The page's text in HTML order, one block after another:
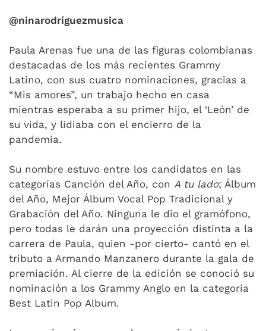
@ninarodríguezmusica
Paula Arenas fue una de las figuras colombianas
destacadas de los más recientes Grammy
Latino, con sus cuatro nominaciones, gracias a
“Mis amores”, un trabajo hecho en casa
mientras esperaba a su primer hijo, el ‘León’ de
su vida, y lidiaba con el encierro de la
pandemia.
Su nombre estuvo entre los candidatos en las
categorías Canción del Año, con A tu lado; Álbum
del Año, Mejor Álbum Vocal Pop Tradicional y
Grabación del Año. Ninguna le dio el gramófono,
pero todas le darán una proyección distinta a la
carrera de Paula, quien -por cierto- cantó en el
tributo a Armando Manzanero durante la gala de
premiación. Al cierre de la edición se conoció su
nominación a los Grammy Anglo en la categoría
Best Latin Pop Album.